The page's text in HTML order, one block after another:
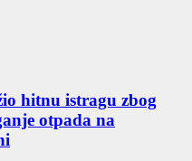
hitnu istragu zbog
otpada na